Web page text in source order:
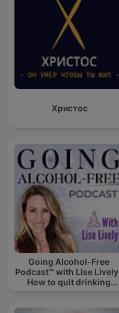
Христос
Going Alcohol-Free
Podcast™ with Lise Lively |
How to quit drinking